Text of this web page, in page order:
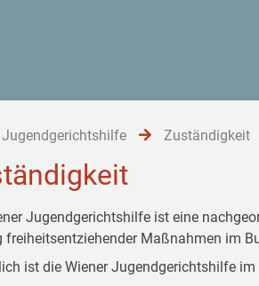
Jugendgerichtshilfe Zuständigkeit
Jugendgerichtshilfe ist eine
freiheitsentziehender Maßnahmen im
ist die Wiener Jugendgerichtshilfe